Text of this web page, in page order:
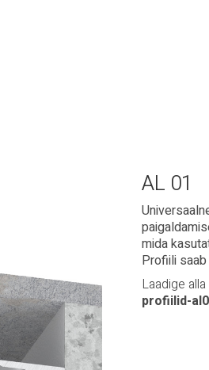
AL 01
mida
Profiili
Laadige
profiilid-